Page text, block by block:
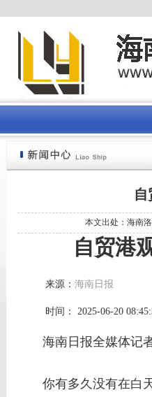
自
本文出处：海南
自贸港
来源： 海南日报
时间： 2025-06-20
海南日报全媒体记
你有多久没有在白